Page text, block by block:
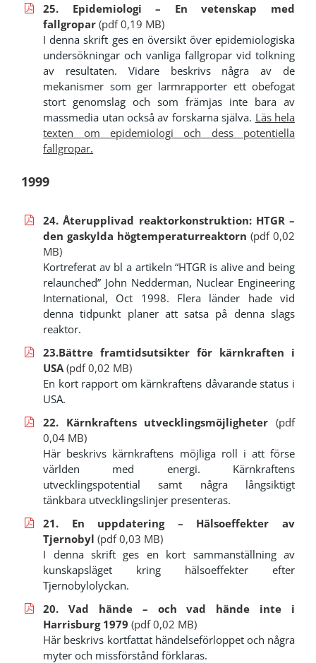
25. Epidemiologi – En vetenskap med
fallgropar (pdf 0,19 MB)
I denna skrift ges en översikt över epidemiologiska
undersökningar och vanliga fallgropar vid tolkning
av resultaten. Vidare beskrivs några av de
mekanismer som ger larmrapporter ett obefogat
stort genomslag och som främjas inte bara av
massmedia utan också av forskarna själva. Läs hela
texten om epidemiologi och dess potentiella
fallgropar.
1999
24. Återupplivad reaktorkonstruktion: HTGR –
den gaskylda högtemperaturreaktorn(pdf 0,02
MB)
Kortreferat av bl a artikeln “HTGR is alive and being
relaunched” John Nedderman, Nuclear Engineering
International, Oct 1998. Flera länder hade vid
denna tidpunkt planer att satsa på denna slags
reaktor.
23.Bättre framtidsutsikter för kärnkraften i
USA (pdf 0,02 MB)
En kort rapport om kärnkraftens dåvarande status i
USA.
22. Kärnkraftens utvecklingsmöjligheter (pdf
0,04 MB)
Här beskrivs kärnkraftens möjliga roll i att förse
världen med energi. Kärnkraftens
utvecklingspotential samt några långsiktigt
tänkbara utvecklingslinjer presenteras.
21. En uppdatering – Hälsoeffekter av
Tjernobyl (pdf 0,03 MB)
I denna skrift ges en kort sammanställning av
kunskapsläget kring hälsoeffekter efter
Tjernobylolyckan.
20. Vad hände – och vad hände inte i
Harrisburg 1979 (pdf 0,02 MB)
Här beskrivs kortfattat händelseförloppet och några
myter och missförstånd förklaras.